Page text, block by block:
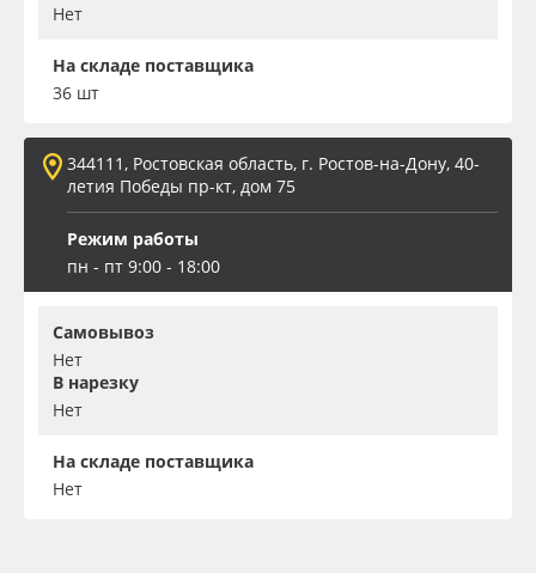
Нет
На складе поставщика
36 шт
344111, Ростовская область, г. Ростов-на-Дону, 40-
летия Победы пр-кт, дом 75
Режим работы
пн - пт 9:00 - 18:00
Самовывоз
Нет
В нарезку
Нет
На складе поставщика
Нет